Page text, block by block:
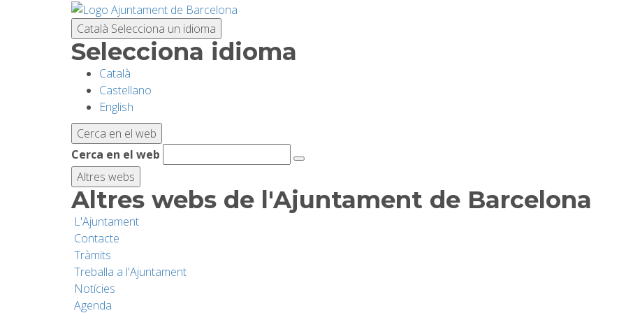
Català Selecciona un idioma
Selecciona idioma
Català
Castellano
English
Cerca en el web
Cerca en el web
Altres webs
Altres webs de l'Ajuntament de Barcelona
L'Ajuntament
Contacte
Tràmits
Treballa a l'Ajuntament
Notícies
Agenda